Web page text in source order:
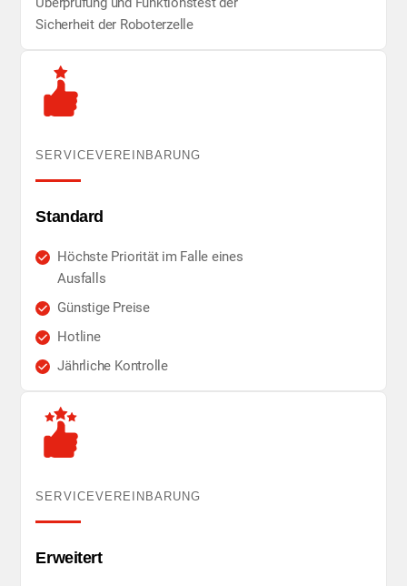
Sicherheit der Roboterzelle
SERVICEVEREINBARUNG
Standard
Höchste Priorität im Falle eines
Ausfalls
Günstige Preise
Hotline
Jährliche Kontrolle
SERVICEVEREINBARUNG
Erweitert